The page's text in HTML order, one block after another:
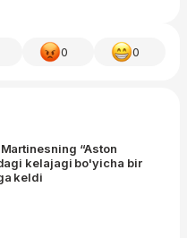
0 0
“Aston
kelajagi bo'yicha bir
keldi